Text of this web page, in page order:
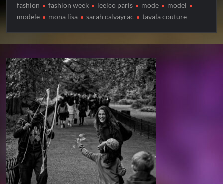
fashion
fashion week leeloo paris mode
model
modele
mona lisa sarah calvayrac tavala couture